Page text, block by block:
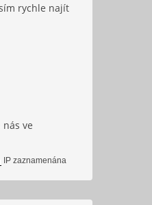
rychle najít
ve
IP zaznamenána